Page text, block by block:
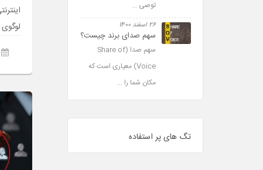
توصی ...
26 اسفند 1400
سهم صدای برند چیست؟
سهم صدا (Share of
Voice) معیاری است که
مکان شما را ...
تگ های پر استفاده